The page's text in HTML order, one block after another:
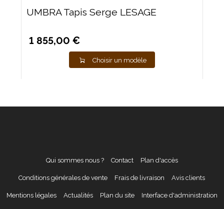
UMBRA Tapis Serge LESAGE
1 855,00 €
Choisir un modèle
Qui sommes nous ? Contact Plan d'accès
Conditions générales de vente Frais de livraison Avis clients
Mentions légales Actualités Plan du site Interface d'administration